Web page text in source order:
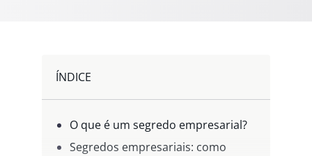
ÍNDICE
O que é um segredo empresarial?
Segredos empresariais: como